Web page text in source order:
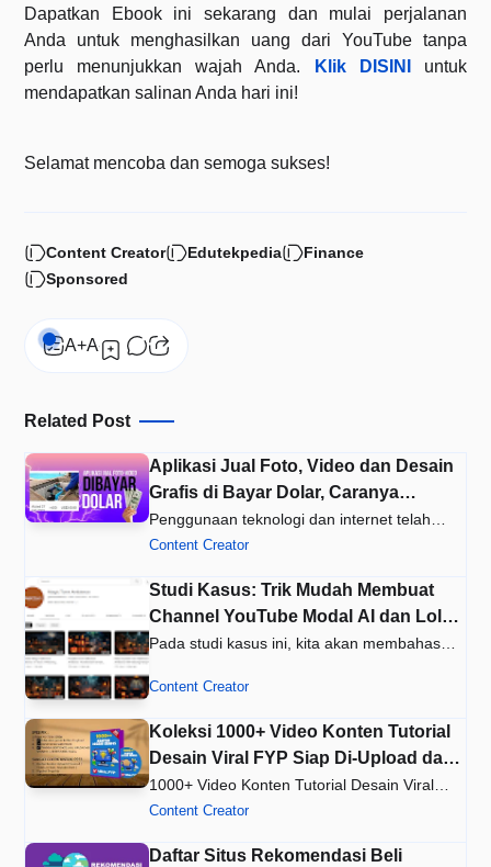
Dapatkan Ebook ini sekarang dan mulai perjalanan
Anda untuk menghasilkan uang dari YouTube tanpa
perlu menunjukkan wajah Anda.
Klik DISINI
untuk
mendapatkan salinan Anda hari ini!
Selamat mencoba dan semoga sukses!
Content Creator Edutekpedia
Finance
Sponsored
Related Post
Aplikasi Jual Foto, Video dan Desain
Grafis di Bayar Dolar, Caranya
INSTAL Sekarang!
Penggunaan teknologi dan internet telah
membuka peluang baru bagi para…
Content Creator
Studi Kasus: Trik Mudah Membuat
Channel YouTube Modal AI dan Lolos
Monetisasi dalam Waktu 1 Bulan
Pada studi kasus ini, kita akan membahas
Content Creator
Koleksi 1000+ Video Konten Tutorial
Desain Viral FYP Siap Di-Upload dan
Monetisasi YouTube Short Terbaru
2023
1000+ Video Konten Tutorial Desain Viral
FYP Siap Di-Upload ke Sosial …
Content Creator
Daftar Situs Rekomendasi Beli